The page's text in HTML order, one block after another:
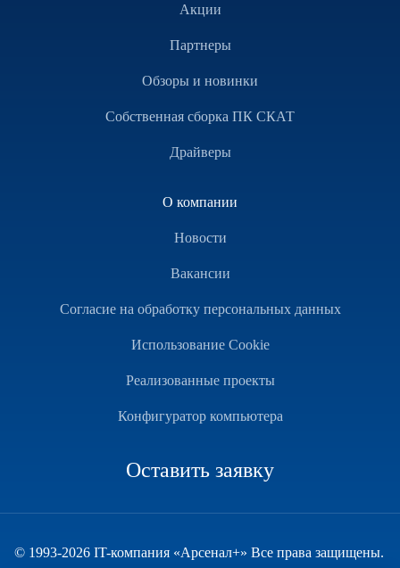
Акции
Партнеры
Обзоры и новинки
Собственная сборка ПК СКАТ
Драйверы
О компании
Новости
Вакансии
Согласие на обработку персональных данных
Использование Cookie
Реализованные проекты
Конфигуратор компьютера
Оставить заявку
© 1993-2026 IT-компания «Арсенал+» Все права защищены.